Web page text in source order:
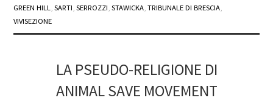
GREEN HILL,SARTI,SERROZZI,STAWICKA,TRIBUNALE DI BRESCIA,
VIVISEZIONE
LA PSEUDO-RELIGIONE DI
ANIMAL SAVE MOVEMENT